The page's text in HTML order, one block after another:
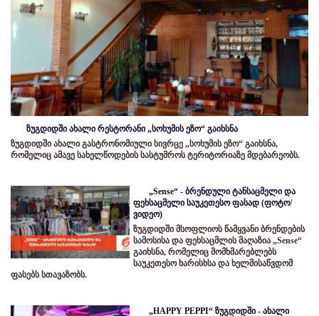
ზუგდიდში ახალი რესტორანი „სოხუმის ეზო“ გაიხსნა
ზუგდიდში ახალი გასტრონომიული სივრცე „სოხუმის ეზო“ გაიხსნა,
რომელიც ამავე სახელწოდების სასტუმროს ტერიტორიაზე მდებარეობს.
„Sense“ - ბრენდული ტანსაცმელი და
ფეხსაცმელი საუკეთესო ფასად (ფოტო/
ვიდეო)
ზუგდიდში მსოფლიოს წამყვანი ბრენდების
სამოსისა და ფეხსაცმლის მაღაზია „Sense“
გაიხსნა, რომელიც მომხმარებლებს
საუკეთესო ხარისხსა და ხელმისაწვდომ
ფასებს სთავაზობს.
„HAPPY PEPPI“ ზუგდიდში - ახალი